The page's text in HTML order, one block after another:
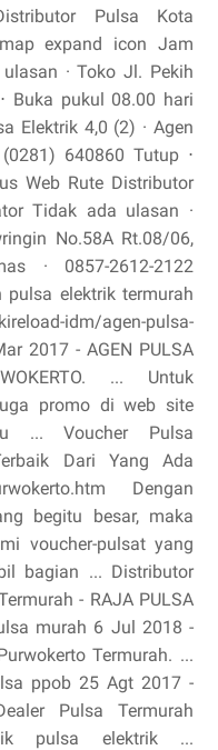
Pulsa Kota
expand icon Jam
· Toko Jl. Pekih
Buka pukul 08.00 hari
Elektrik 4,0 (2) · Agen
640860 Tutup ⋅
Web Rute Distributor
Tidak ada ulasan ·
No.58A Rt.08/06,
· 0857-2612-2122
elektrik termurah
idm/agen-pulsa-
2017 - AGEN PULSA
... Untuk
promo di web site
... Voucher Pulsa
Dari Yang Ada
Dengan
begitu besar, maka
voucher-pulsat yang
bagian ... Distributor
- RAJA PULSA
murah 6 Jul 2018 -
Termurah. ...
ppob 25 Agt 2017 -
Pulsa Termurah
pulsa elektrik ...